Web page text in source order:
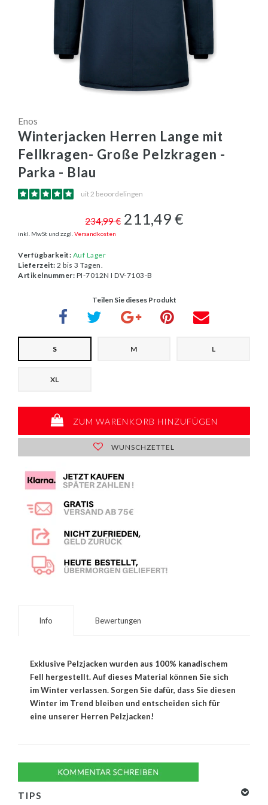
Enos
Winterjacken Herren Lange mit
Fellkragen- Große Pelzkragen -
Parka - Blau
uit 2 beoordelingen
234,99 € 211,49 €
inkl. MwSt und zzgl. Versandkosten
Verfügbarkeit: Auf Lager
Lieferzeit: 2 bis 3 Tagen.
Artikelnummer: PI-7012N I DV-7103-B
Teilen Sie dieses Produkt
S M L
XL
ZUM WARENKORB HINZUFÜGEN
WUNSCHZETTEL
Info Bewertungen
Exklusive Pelzjacken wurden aus 100% kanadischem
Fell hergestellt. Auf dieses Material können Sie sich
im Winter verlassen. Sorgen Sie dafür, dass Sie diesen
Winter im Trend bleiben und entscheiden sich für
eine unserer Herren Pelzjacken!
TIPS